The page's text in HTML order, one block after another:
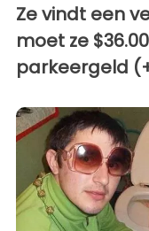
Ze vindt een
moet ze
parkeergeld